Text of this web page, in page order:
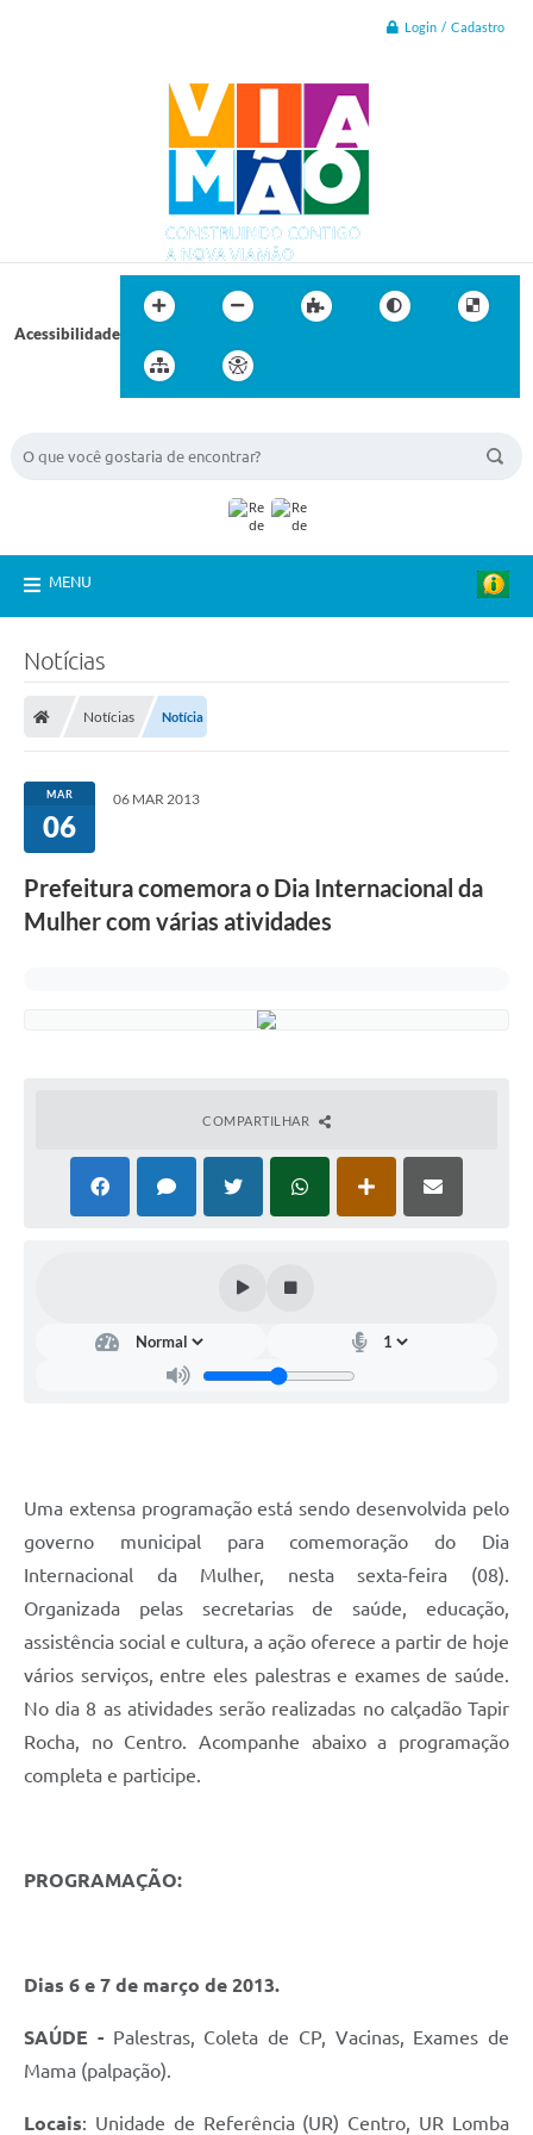
Login / Cadastro
Acessibilidade
MENU
Notícias
Notícias Notícia
MAR
06
06 MAR 2013
Prefeitura comemora o Dia Internacional da
Mulher com várias atividades
COMPARTILHAR
Uma extensa programação está sendo desenvolvida pelo
governo municipal para comemoração do Dia
Internacional da Mulher, nesta sexta-feira (08).
Organizada pelas secretarias de saúde, educação,
assistência social e cultura, a ação oferece a partir de hoje
vários serviços, entre eles palestras e exames de saúde.
No dia 8 as atividades serão realizadas no calçadão Tapir
Rocha, no Centro. Acompanhe abaixo a programação
completa e participe.
PROGRAMAÇÃO:
Dias 6 e 7 de março de 2013.
SAÚDE - Palestras, Coleta de CP, Vacinas, Exames de
Mama (palpação).
Locais: Unidade de Referência (UR) Centro, UR Lomba